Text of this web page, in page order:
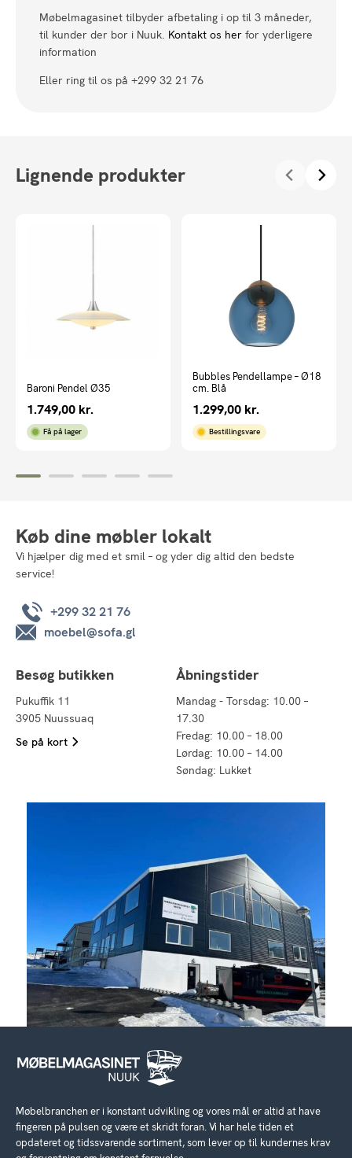
Møbelmagasinet tilbyder afbetaling i op til 3 måneder,
til kunder der bor i Nuuk. Kontakt os her for yderligere
information
Eller ring til os på +299 32 21 76
Lignende produkter
Baroni Pendel Ø35
1.749,00 kr.
Få på lager
Bubbles Pendellampe – Ø18
cm. Blå
1.299,00 kr.
Bestillingsvare
Køb dine møbler lokalt
Vi hjælper dig med et smil – og yder dig altid den bedste
service!
+299 32 21 76
moebel@sofa.gl
Besøg butikken
Pukuffik 11
3905 Nuussuaq
Se på kort
Åbningstider
Mandag - Torsdag: 10.00 –
17.30
Fredag: 10.00 – 18.00
Lørdag: 10.00 – 14.00
Søndag: Lukket
Møbelbranchen er i konstant udvikling og vores mål er altid at have
fingeren på pulsen og være et skridt foran. Vi har hele tiden et
opdateret og tidssvarende sortiment, som lever op til kundernes krav